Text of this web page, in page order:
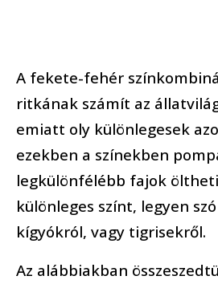
A fekete-fehér
ritkának számít az
emiatt oly különlegesek
ezekben a színekben
legkülönfélébb fajok
különleges színt, legyen
kígyókról, vagy tigrisekről.
Az alábbiakban